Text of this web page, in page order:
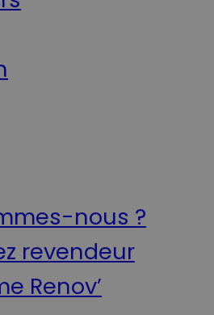
nous ?
revendeur
Renov’